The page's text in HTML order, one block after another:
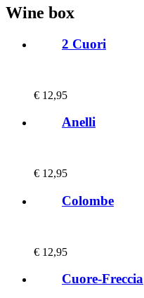
Wine box
2 Cuori
€ 12,95
Anelli
€ 12,95
Colombe
€ 12,95
Cuore-Freccia